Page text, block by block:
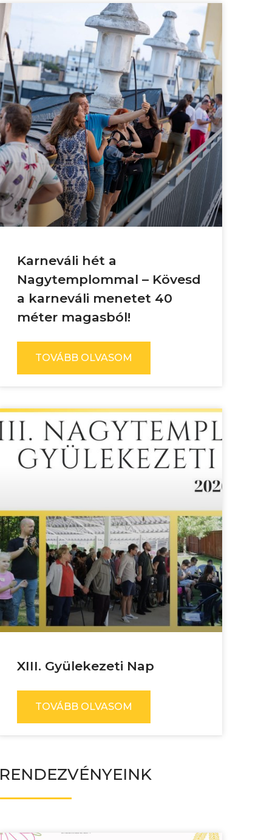
Karneváli hét a
Nagytemplommal – Kövesd
a karneváli menetet 40
méter magasból!
TOVÁBB OLVASOM
XIII. Gyülekezeti Nap
TOVÁBB OLVASOM
RENDEZVÉNYEINK